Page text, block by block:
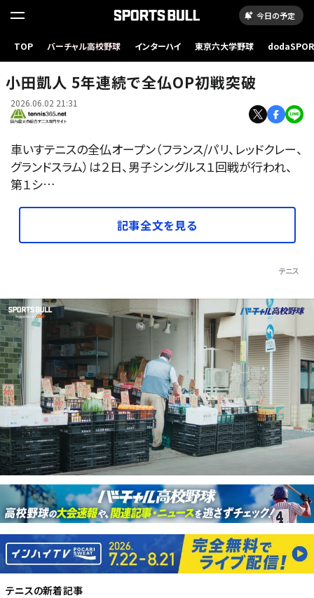
今日の予定
TOP バーチャル高校野球 インターハイ 東京六大学野球
小田凱人 5年連続で全仏OP初戦突破
2026.06.02 21:31
車いすテニスの全仏オープン（フランス/パリ、レッドクレー、
グランドスラム）は２日、男子シングルス１回戦が行われ、
第１シ…
記事全文を見る
テニス
テニスの新着記事